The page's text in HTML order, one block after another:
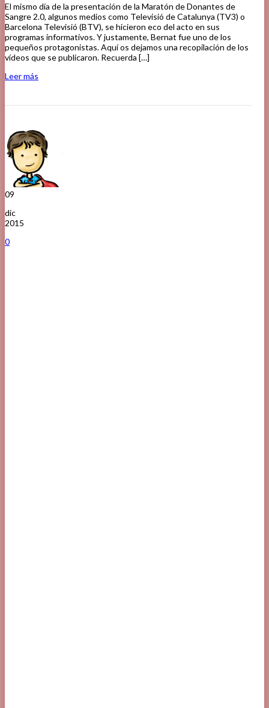
El mismo día de la presentación de la Maratón de Donantes de
Sangre 2.0, algunos medios como Televisió de Catalunya (TV3) o
Barcelona Televisió (BTV), se hicieron eco del acto en sus
programas informativos. Y justamente, Bernat fue uno de los
pequeños protagonistas. Aquí os dejamos una recopilación de los
vídeos que se publicaron. Recuerda […]
Leer más
09
dic
2015
0